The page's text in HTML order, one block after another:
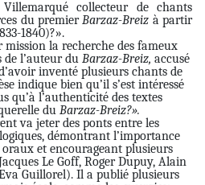
collecteur de chants
du premier Barzaz-Breiz à partir
1840)?».
mission la recherche des fameux
de l’auteur du Barzaz-Breiz, accusé
inventé plusieurs chants de
indique bien qu’il s’est intéressé
qu’à l’authenticité des textes
du Barzaz-Breiz?».
va jeter des ponts entre les
démontrant l’importance
et encourageant plusieurs
Le Goff, Roger Dupuy, Alain
Guillorel). Il a publié plusieurs